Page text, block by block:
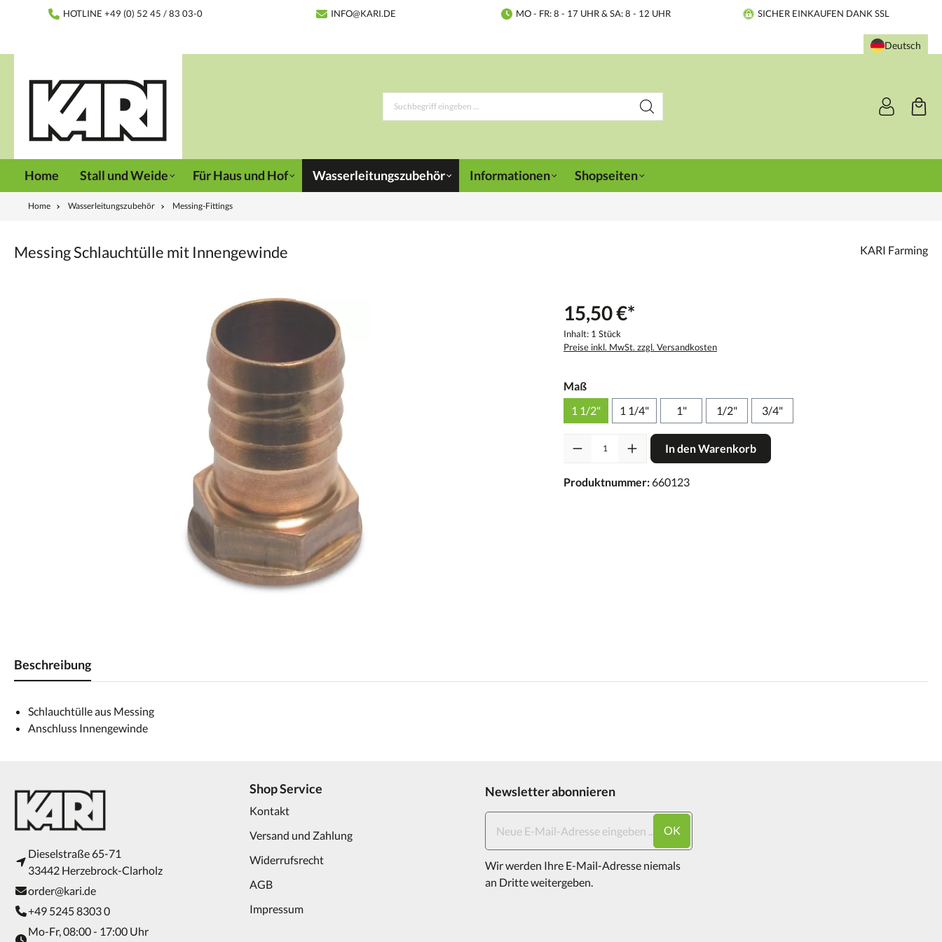
springenHOTLINE +49 (0) 52 45 / 83 03-0 INFO@KARI.DE MO - FR: 8 - 17 UHR & SA: 8 - 12 UHR SICHER EINKAUFEN DANK SSL
Deutsch
Home Stall und Weide Für Haus und Hof Wasserleitungszubehör Informationen Shopseiten
Home Wasserleitungszubehör Messing-Fittings
Messing Schlauchtülle mit Innengewinde KARI Farming
15,50 €*
Inhalt: 1 Stück
Preise inkl. MwSt. zzgl. Versandkosten
Maß
1 1/2"
1 1/4" 1" 1/2" 3/4"
In den Warenkorb
Produktnummer:660123
Beschreibung
Schlauchtülle aus Messing
Anschluss Innengewinde
Dieselstraße 65-71
33442 Herzebrock-Clarholz
order@kari.de
+49 5245 8303 0
Mo-Fr, 08:00 - 17:00 Uhr
Shop Service
Kontakt
Versand und Zahlung
Widerrufsrecht
AGB
Impressum
Newsletter abonnieren
OK
Wir werden Ihre E-Mail-Adresse niemals
an Dritte weitergeben.